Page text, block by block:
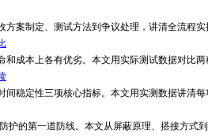
案制定、测试方法到争议处理，讲清全流程实
成本上各有优劣。本文用实际测试数据对比
稳定性三项核心指标。本文用实测数据讲清
的第一道防线。本文从屏蔽原理、搭接方式